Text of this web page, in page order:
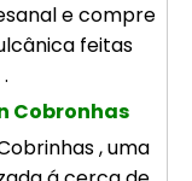
e compre
feitas
Cobronhas
, uma